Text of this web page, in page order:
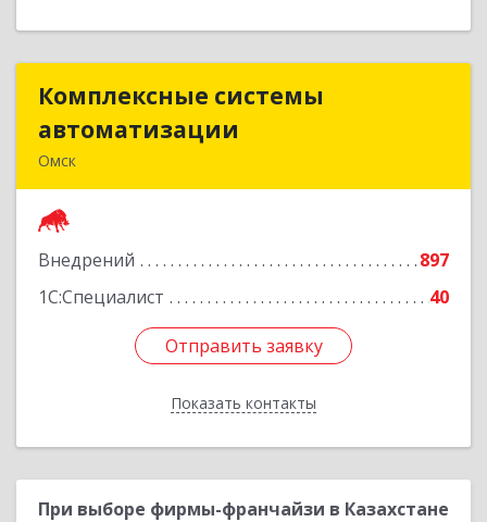
Комплексные системы
автоматизации
Омск
Внедрений
897
1С:Специалист
40
Отправить заявку
Показать контакты
Комплексные системы
Подробнее
Отправить заявку
Назад
При выборе фирмы-франчайзи в Казахстане